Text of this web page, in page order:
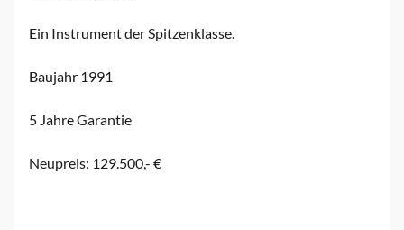
Ein Instrument der Spitzenklasse.
Baujahr 1991
5 Jahre Garantie
Neupreis: 129.500,- €